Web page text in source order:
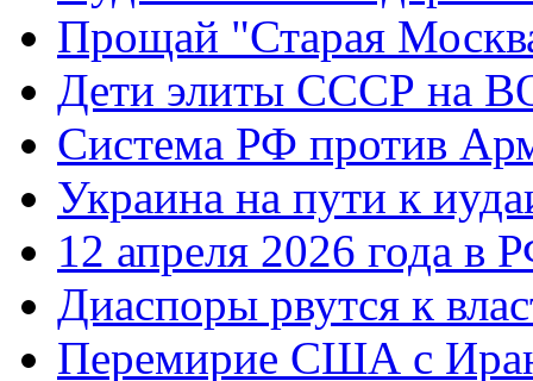
Прощай "Старая
Дети элиты СССР на
Система РФ против
Украина на пути к
12 апреля 2026 года в
Диаспоры рвутся к
Перемирие США с